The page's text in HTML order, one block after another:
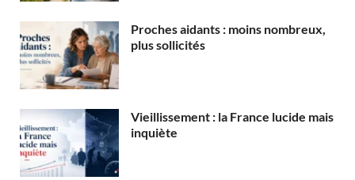
Proches aidants : moins nombreux,
plus sollicités
Vieillissement : la France lucide mais
inquiète